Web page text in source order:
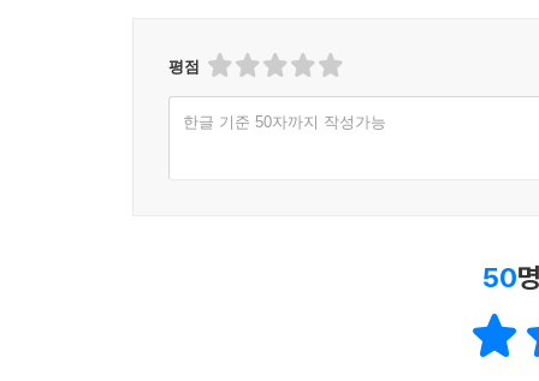
평점
한글 기준 50자까지 작성가능
50